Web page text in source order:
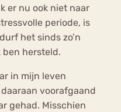
er nu ook niet naar
periode, is
het sinds zo’n
ben hersteld.
in mijn leven
voorafgaand
gehad. Misschien